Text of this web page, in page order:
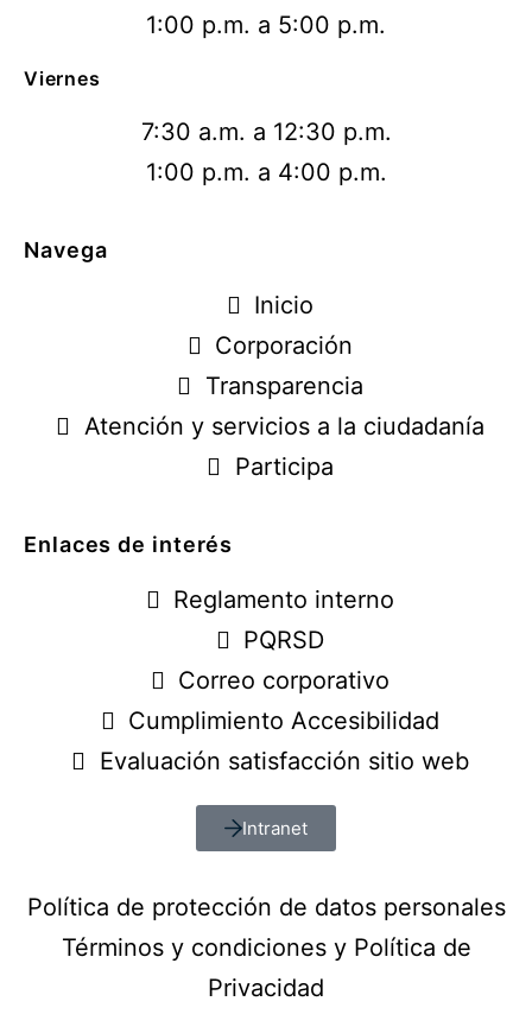
1:00 p.m. a 5:00 p.m.
Viernes
7:30 a.m. a 12:30 p.m.
1:00 p.m. a 4:00 p.m.
Navega
Inicio
Corporación
Transparencia
Atención y servicios a la ciudadanía
Participa
Enlaces de interés
Reglamento interno
PQRSD
Correo corporativo
Cumplimiento Accesibilidad
Evaluación satisfacción sitio web
Intranet
Política de protección de datos personales
Términos y condiciones y Política de
Privacidad